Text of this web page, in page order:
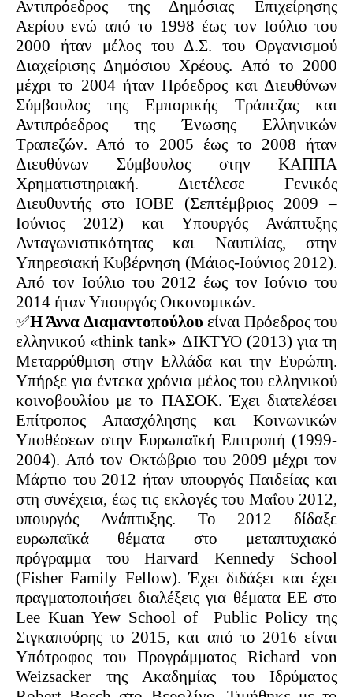
Αντιπρόεδρος της Δημόσιας Επιχείρησης
Αερίου ενώ από το 1998 έως τον Ιούλιο του
2000 ήταν μέλος του Δ.Σ. του Οργανισμού
Διαχείρισης Δημόσιου Χρέους. Από το 2000
μέχρι το 2004 ήταν Πρόεδρος και Διευθύνων
Σύμβουλος της Εμπορικής Τράπεζας και
Αντιπρόεδρος της Ένωσης Ελληνικών
Τραπεζών. Από το 2005 έως το 2008 ήταν
Διευθύνων Σύμβουλος στην ΚΑΠΠΑ
Χρηματιστηριακή. Διετέλεσε Γενικός
Διευθυντής στο ΙΟΒΕ (Σεπτέμβριος 2009 –
Ιούνιος 2012) και Υπουργός Ανάπτυξης
Ανταγωνιστικότητας και Ναυτιλίας, στην
Υπηρεσιακή Κυβέρνηση (Μάιος-Ιούνιος 2012).
Από τον Ιούλιο του 2012 έως τον Ιούνιο του
2014 ήταν Υπουργός Οικονομικών.
✅Η Άννα Διαμαντοπούλουείναι Πρόεδρος του
ελληνικού «think tank» ΔΙΚΤΥΟ (2013) για τη
Μεταρρύθμιση στην Ελλάδα και την Ευρώπη.
Υπήρξε για έντεκα χρόνια μέλος του ελληνικού
κοινοβουλίου με το ΠΑΣΟΚ. Έχει διατελέσει
Επίτροπος Απασχόλησης και Κοινωνικών
Υποθέσεων στην Ευρωπαϊκή Επιτροπή (1999-
2004). Από τον Οκτώβριο του 2009 μέχρι τον
Μάρτιο του 2012 ήταν υπουργός Παιδείας και
στη συνέχεια, έως τις εκλογές του Μαΐου 2012,
υπουργός Ανάπτυξης. Το 2012 δίδαξε
ευρωπαϊκά θέματα στο μεταπτυχιακό
πρόγραμμα του Harvard Kennedy School
(Fisher Family Fellow). Έχει διδάξει και έχει
πραγματοποιήσει διαλέξεις για θέματα ΕΕ στο
Lee Kuan Yew School of
Public Policy της
Σιγκαπούρης το 2015, και από το 2016 είναι
Υπότροφος του Προγράμματος Richard von
Weizsacker της Ακαδημίας του Ιδρύματος